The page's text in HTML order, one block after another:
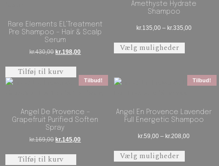
Rare Elements EL’Treatment
Pre Shampoo – Hair & Scalp
Serum
kr.430,00 Den oprindelige pris var: kr.430,00.
kr.198,00 Den aktuelle pris er: kr.198,00.
Tilføj til kurv
Amethyste Hydrate
Shampoo
kr.135,00 – kr.335,00
Vælg muligheder
Tilbud!
Angel De Provence –
Grapefruit Purified Soften
Spray
kr.169,00 Den oprindelige pris var: kr.169,00.
kr.145,00 Den aktuelle pris er: kr.145,00.
Tilføj til kurv
Tilbud!
Angel En Provence Lavender
Full Energetic Shampoo
kr.59,00 – kr.208,00
Vælg muligheder